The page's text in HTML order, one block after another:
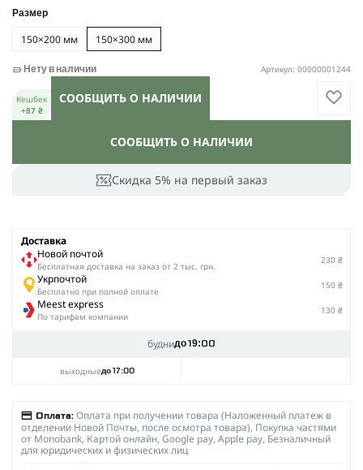
Размер
150×200 мм 150×300 мм
Скидка 5% на первый заказ
СООБЩИТЬ О НАЛИЧИИ
Нету в наличии Артикул: 00000001244
Кешбек
+87 ₴
СООБЩИТЬ О НАЛИЧИИ
Доставка
Новой почтой
Беcплатная доставка на заказ от 2 тыс. грн.
230 ₴
Укрпочтой
Бесплатно при полной оплате
150 ₴
Meest express
По тарифам компании
130 ₴
буднидо 19:00
выходныедо 17:00
Оплата: Оплата при получении товара (Наложенный платеж в
отделении Новой Почты, после осмотра товара), Покупка частями
от Monobank, Картой онлайн, Google pay, Apple pay, Безналичный
для юридических и физических лиц